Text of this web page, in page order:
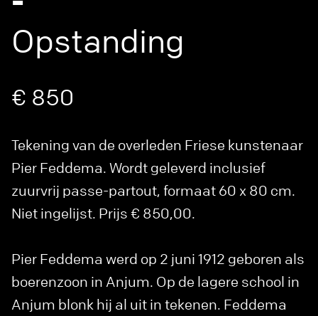
Opstanding
€ 850
Tekening van de overleden Friese kunstenaar
Pier Feddema. Wordt geleverd inclusief
zuurvrij passe-partout, formaat 60 x 80 cm.
Niet ingelijst. Prijs € 850,00.
Pier Feddema werd op 2 juni 1912 geboren als
boerenzoon in Anjum. Op de lagere school in
Anjum blonk hij al uit in tekenen. Feddema